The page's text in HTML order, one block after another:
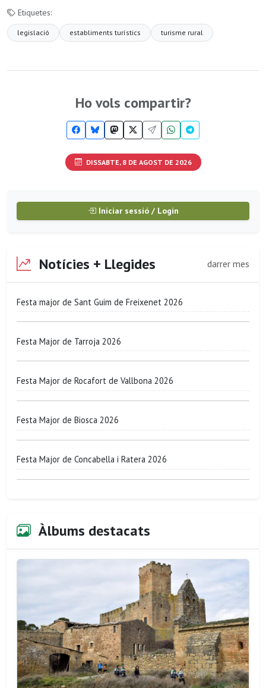
Etiquetes:
legislació establiments turístics turisme rural
Ho vols compartir?
DISSABTE, 8 DE AGOST DE 2026
Iniciar sessió / Login
Notícies + Llegides darrer mes
Festa major de Sant Guim de Freixenet 2026
Festa Major de Tarroja 2026
Festa Major de Rocafort de Vallbona 2026
Festa Major de Biosca 2026
Festa Major de Concabella i Ratera 2026
Àlbums destacats